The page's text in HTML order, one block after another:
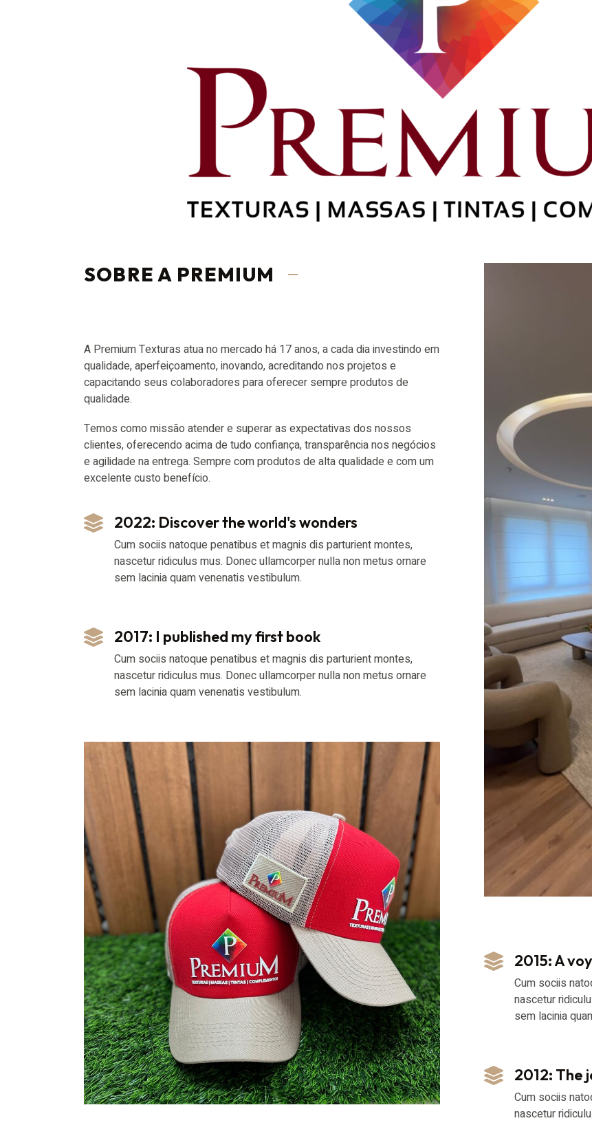
SOBRE A PREMIUM
A Premium Texturas atua no mercado há 17 anos, a cada dia investindo em
qualidade, aperfeiçoamento, inovando, acreditando nos projetos e
capacitando seus colaboradores para oferecer sempre produtos de
qualidade.
Temos como missão atender e superar as expectativas dos nossos
clientes, oferecendo acima de tudo confiança, transparência nos negócios
e agilidade na entrega. Sempre com produtos de alta qualidade e com um
excelente custo benefício.
2022: Discover the world's wonders
Cum sociis natoque penatibus et magnis dis parturient montes,
nascetur ridiculus mus. Donec ullamcorper nulla non metus ornare
sem lacinia quam venenatis vestibulum.
2017: I published my first book
Cum sociis natoque penatibus et magnis dis parturient montes,
nascetur ridiculus mus. Donec ullamcorper nulla non metus ornare
sem lacinia quam venenatis vestibulum.
2015: A
Cum sociis
nascetur
sem lacinia
2012: The
Cum sociis
nascetur